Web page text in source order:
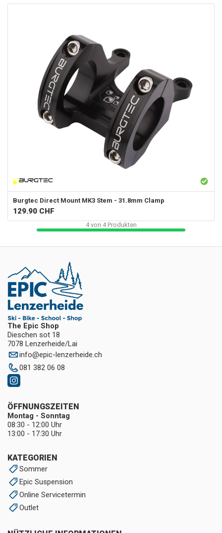
Burgtec Direct Mount MK3 Stem - 31.8mm Clamp
129.90 CHF
4von 4Produkten
The Epic Shop
Dieschen sot 18
7078 Lenzerheide/Lai
info@epic-lenzerheide.ch
081 382 06 08
KATEGORIEN
Sommer
Epic Suspension
Online Servicetermin
Outlet
ÖFFNUNGSZEITEN
Montag - Sonntag
08:30 - 12:00 Uhr
13:00 - 17:30 Uhr